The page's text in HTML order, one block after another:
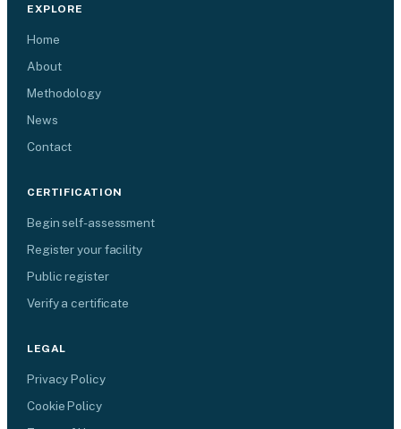
EXPLORE
Home
About
Methodology
News
Contact
CERTIFICATION
Begin self-assessment
Register your facility
Public register
Verify a certificate
LEGAL
Privacy Policy
Cookie Policy